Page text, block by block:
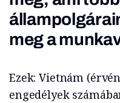
meg a
Ezek: Vietnám
engedélyek